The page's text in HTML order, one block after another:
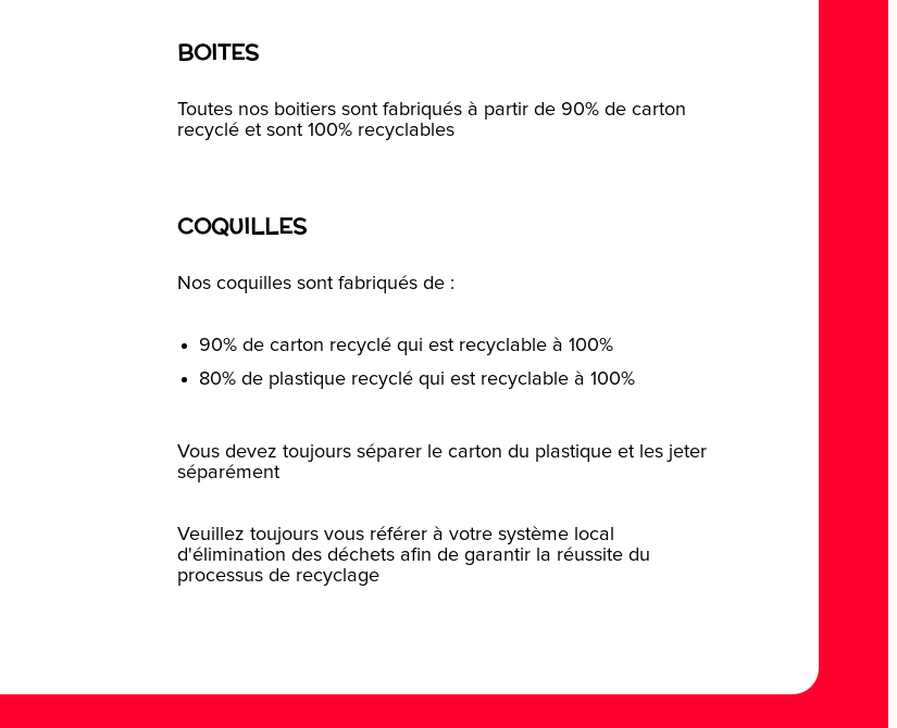
BOITES
Toutes nos boitiers sont fabriqués à partir de 90% de carton
recyclé et sont 100% recyclables
COQUILLES
Nos coquilles sont fabriqués de :
90% de carton recyclé qui est recyclable à 100%
80% de plastique recyclé qui est recyclable à 100%
Vous devez toujours séparer le carton du plastique et les jeter
séparément
Veuillez toujours vous référer à votre système local
d'élimination des déchets afin de garantir la réussite du
processus de recyclage